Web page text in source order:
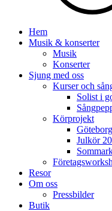
Hem
Musik & konserter
Musik
Konserter
Sjung med oss
Kurser och
Solist i
Körprojekt
Julkör
Resor
Om oss
Pressbilder
Butik